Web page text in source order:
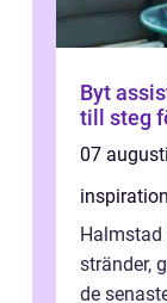
Byt
till steg
07
inspiration
stränder,
de